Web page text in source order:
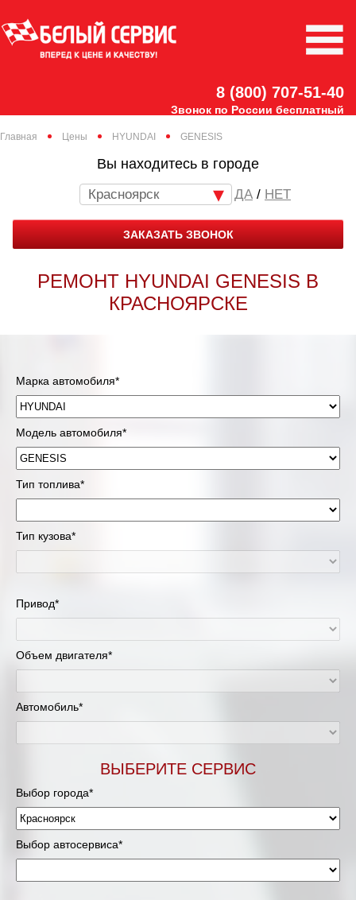
8 (800) 707-51-40
Звонок по России бесплатный
Главная Цены HYUNDAI GENESIS
Вы находитесь в городе
Красноярск / НЕТ
ЗАКАЗАТЬ ЗВОНОК
РЕМОНТ HYUNDAI GENESIS В
КРАСНОЯРСКЕ
Марка автомобиля*
Модель автомобиля*
Тип топлива*
Тип кузова*
Привод*
Объем двигателя*
Автомобиль*
ВЫБЕРИТЕ СЕРВИС
Выбор города*
Выбор автосервиса*